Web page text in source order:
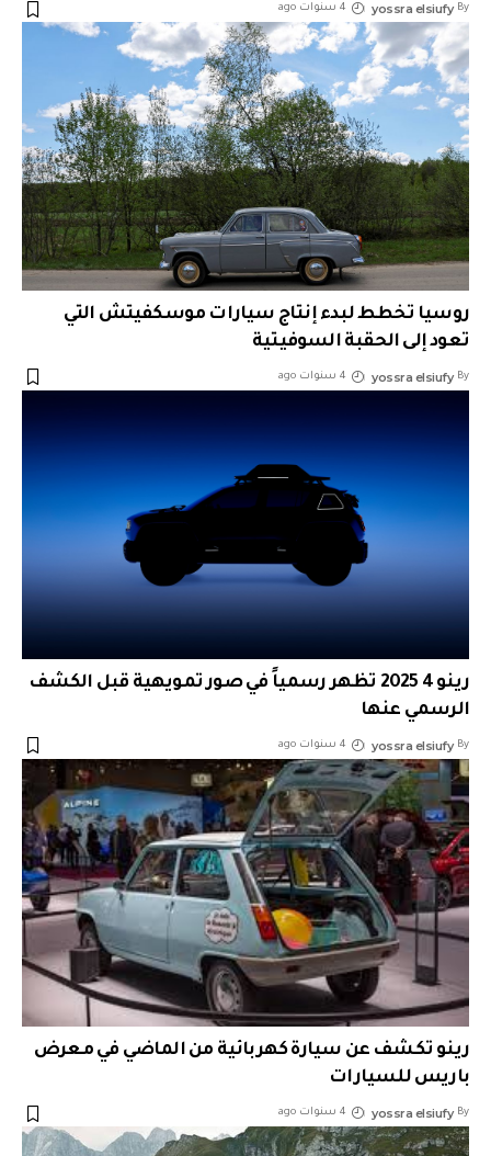
By
yossra elsiufy 4 سنوات ago
روسيا تخطط لبدء إنتاج سيارات موسكفيتش التي
تعود إلى الحقبة السوفيتية
By
yossra elsiufy 4 سنوات ago
رينو 4 2025 تظهر رسمياً في صور تمويهية قبل الكشف
الرسمي عنها
By
yossra elsiufy 4 سنوات ago
رينو تكشف عن سيارة كهربائية من الماضي في معرض
باريس للسيارات
By
yossra elsiufy 4 سنوات ago